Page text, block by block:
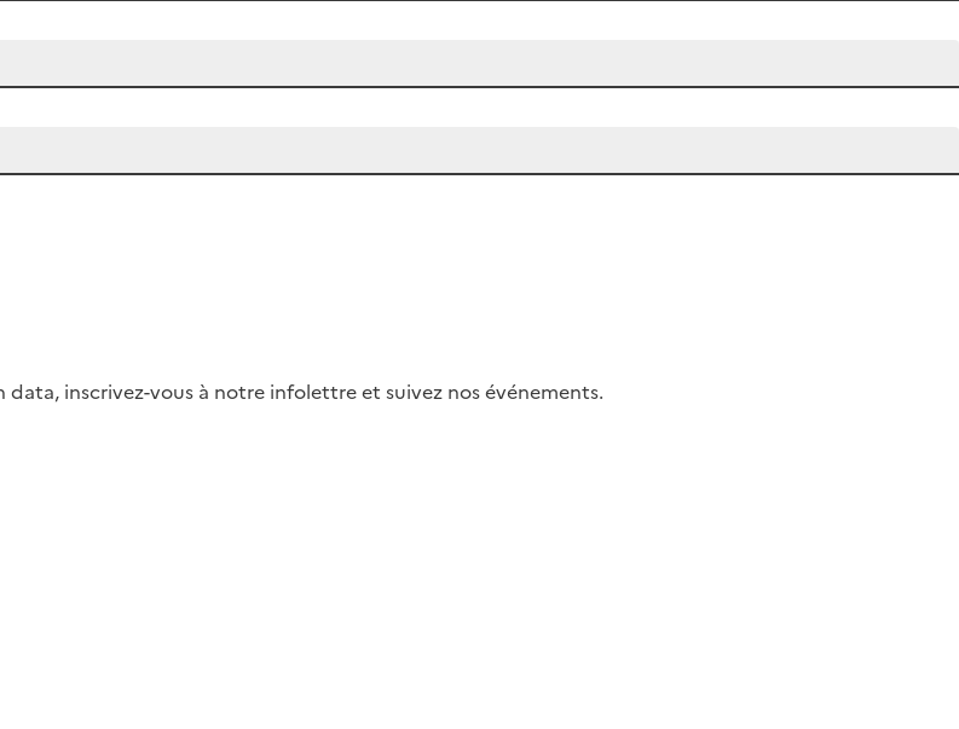
inscrivez-vous à notre infolettre et suivez nos événements.